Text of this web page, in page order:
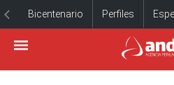
Bicentenario Perfiles